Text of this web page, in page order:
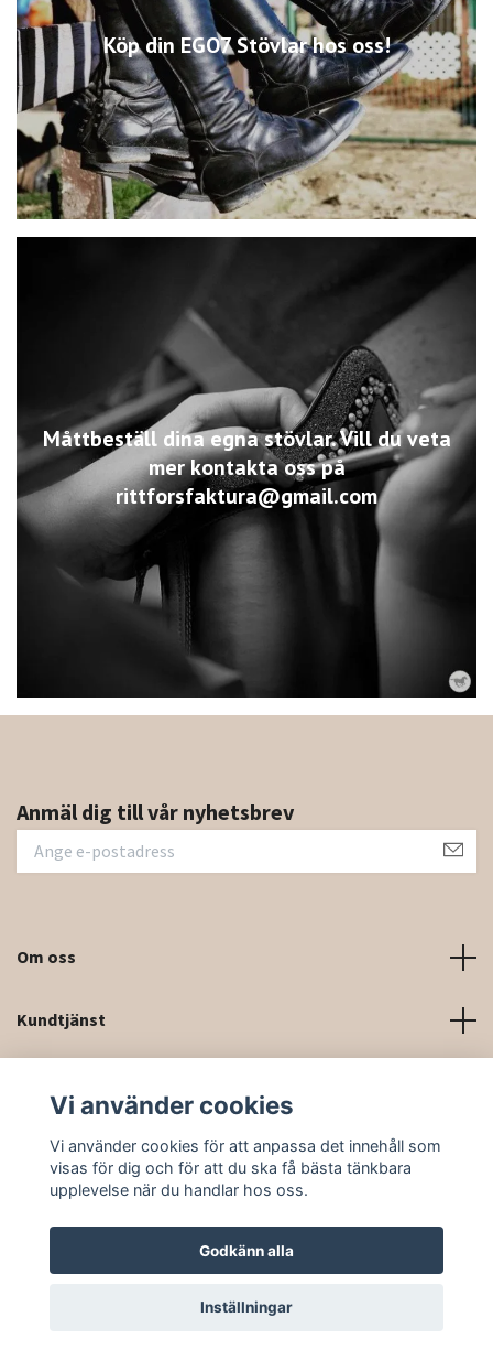
Köp din EGO7 Stövlar hos oss!
Måttbeställ dina egna stövlar. Vill du veta
mer kontakta oss på
rittforsfaktura@gmail.com
Anmäl dig till vår nyhetsbrev
Om oss
Kundtjänst
Sociala medier
© 2026 Rittforsridsport
Vi använder cookies
Vi använder cookies för att anpassa det innehåll som
visas för dig och för att du ska få bästa tänkbara
upplevelse när du handlar hos oss.
Godkänn alla
Inställningar